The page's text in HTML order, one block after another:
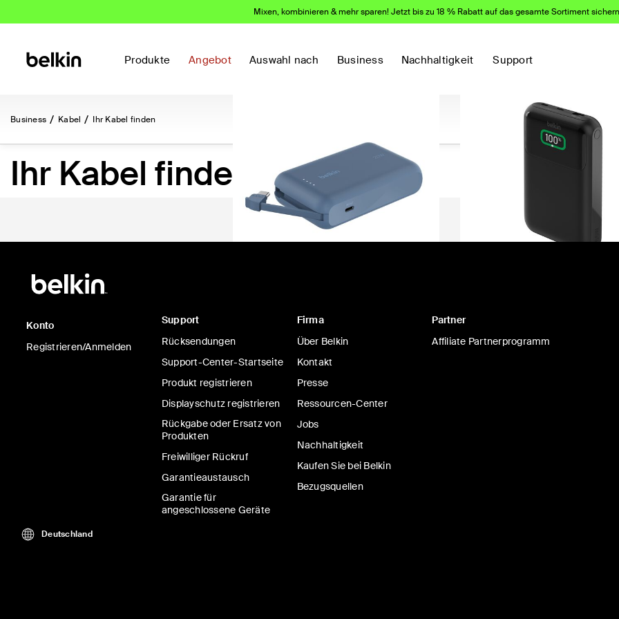
Mixen, kombinieren & mehr sparen! Jetzt bis zu 18 % Rabatt auf das gesamte Sortiment
Produkte Angebot Auswahl nach Business Nachhaltigkeit Support
Business Kabel Ihr Kabel finden
Ihr Kabel finden
BoostCharge
Powerbank 10K/20K mit integriertem
Kabel
Price:
21,99 €- 44,99 €
In den Einkaufswagen
BoostCharge Pro
3-Port-Laptop-Powerbank 20K
Konto
Registrieren/Anmelden
Support
Rücksendungen
Support-Center-Startseite
Produkt registrieren
Displayschutz registrieren
Rückgabe oder Ersatz von
Produkten
Freiwilliger Rückruf
Garantieaustausch
Garantie für
angeschlossene Geräte
Firma
Über Belkin
Kontakt
Presse
Ressourcen-Center
Jobs
Nachhaltigkeit
Kaufen Sie bei Belkin
Bezugsquellen
Partner
Affiliate Partnerprogramm
Deutschland